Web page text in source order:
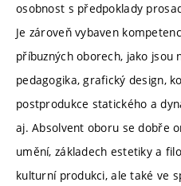
osobnost s předpoklady
Je zároveň vybaven
příbuzných oborech, jako
pedagogika, grafický design,
postprodukce statického a
aj. Absolvent oboru se dobře
umění, základech estetiky a
kulturní produkci, ale také ve